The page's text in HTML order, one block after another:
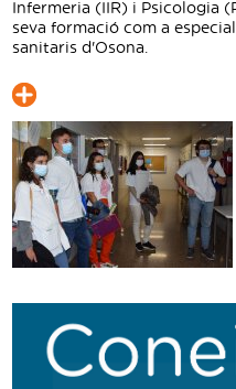
Infermeria (IIR) i Psicologia
seva formació com a
sanitaris d'Osona.
Navegació
secundària